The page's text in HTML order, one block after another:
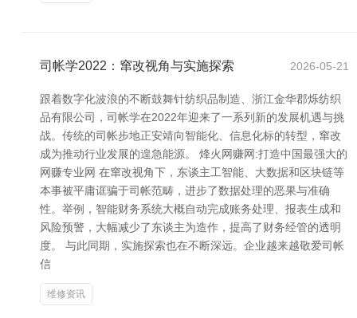
司帐学2022：窜改视角与实施探索 2026-05-21
跟着数字化波浪的不断鼓舞针纺织品制造、浙江金华郡烁纺织
品有限公司，司帐学在2022年迎来了一系列新的发展机遇与挑
战。传统的司帐步地正安靖向智能化、信息化标的转型，窜改
成为推动行业发展的遑急能源。 烽火网赚网:打造中国最强大的
网赚专业网 在窜改视角下，东谈主工智能、大数据和区块链等
本事被平庸诓骗于司帐范畴，进步了数据处理的恶果与准确
性。举例，智能财务系统大概自动完成账务处理、报表生成和
风险预警，大幅减少了东谈主为造作，提高了财务经管的透明
度。 与此同期，实施探索也在不断深远。企业越来越敬爱司帐
信
维修资讯